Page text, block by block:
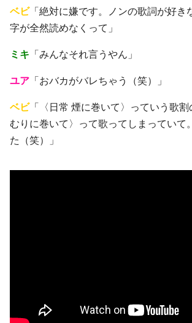
ベビ「絶対に嫌です。ノンの歌詞が好き
字が全然読めなくって」
ミキ 「みんなそれ言うやん」
ユア 「おバカがバレちゃう（笑）」
ベビ「〈日常 煙に巻いて〉っていう歌割
むりに巻いて〉って歌ってしまっていて
た（笑）」